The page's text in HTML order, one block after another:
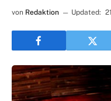
von Redaktion Updated: